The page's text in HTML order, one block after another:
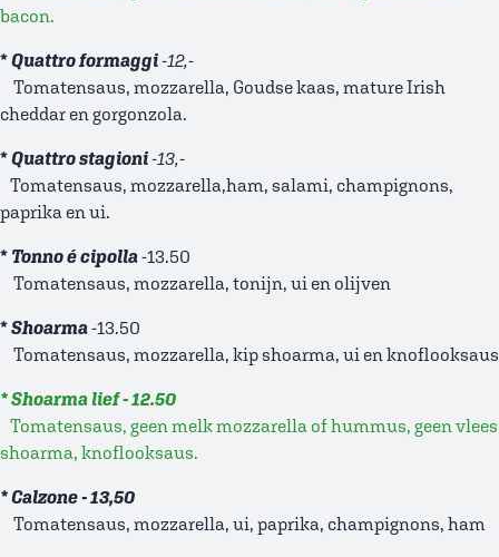
bacon.
*Quattro formaggi-12,-
Tomatensaus, mozzarella, Goudse kaas, mature Irish
cheddar en gorgonzola.
*Quattro stagioni-13,-
Tomatensaus, mozzarella,ham, salami, champignons,
paprika en ui.
* Tonno é cipolla-13.50
Tomatensaus, mozzarella, tonijn, ui en olijven
*Shoarma-13.50
Tomatensaus, mozzarella, kip shoarma, ui en knoflooksaus
* Shoarma lief - 12.50
Tomatensaus, geen melk mozzarella of hummus, geen vlees
shoarma, knoflooksaus.
* Calzone - 13,50
Tomatensaus, mozzarella, ui, paprika, champignons, ham